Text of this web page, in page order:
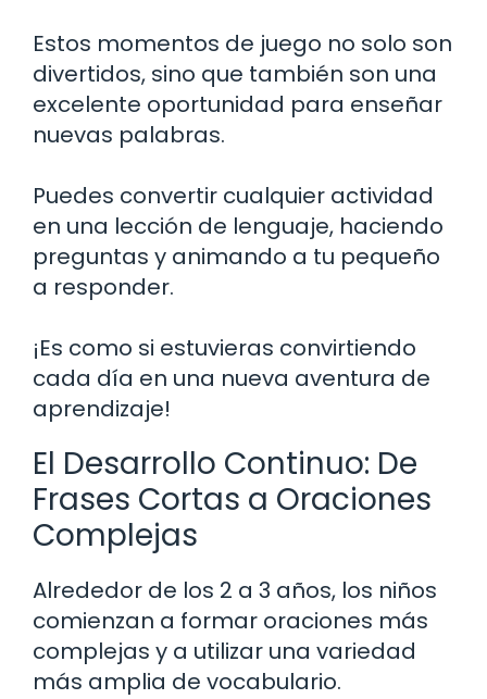
Estos momentos de juego no solo son
divertidos, sino que también son una
excelente oportunidad para enseñar
nuevas palabras.
Puedes convertir cualquier actividad
en una lección de lenguaje, haciendo
preguntas y animando a tu pequeño
a responder.
¡Es como si estuvieras convirtiendo
cada día en una nueva aventura de
aprendizaje!
El Desarrollo Continuo: De
Frases Cortas a Oraciones
Complejas
Alrededor de los 2 a 3 años, los niños
comienzan a formar oraciones más
complejas y a utilizar una variedad
más amplia de vocabulario.